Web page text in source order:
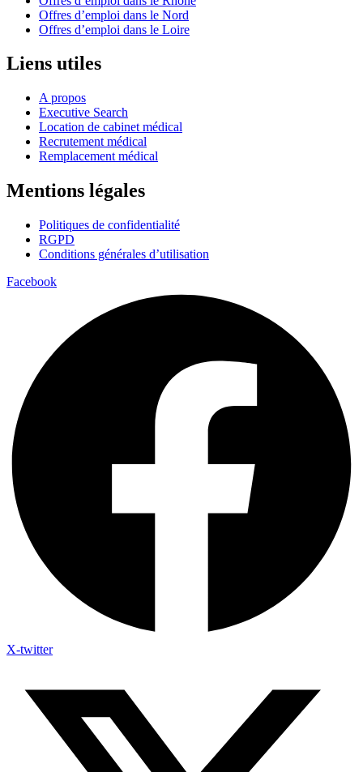
Offres d’emploi dans le Nord
Offres d’emploi dans le Loire
Liens utiles
A propos
Executive Search
Location de cabinet médical
Recrutement médical
Remplacement médical
Mentions légales
Politiques de confidentialité
RGPD
Conditions générales d’utilisation
Facebook
X-twitter